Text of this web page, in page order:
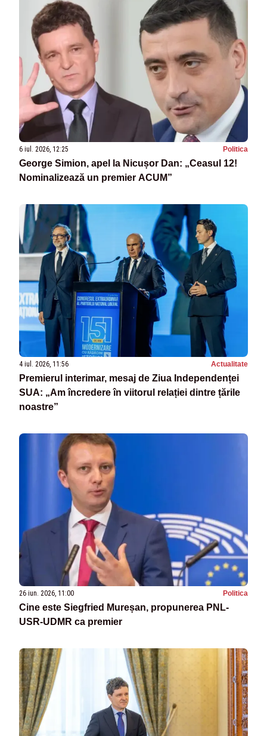
6 iul. 2026, 12:25 Politica
George Simion, apel la Nicușor Dan: „Ceasul 12!
Nominalizează un premier ACUM”
4 iul. 2026, 11:56 Actualitate
Premierul interimar, mesaj de Ziua Independenței
SUA: „Am încredere în viitorul relației dintre țările
noastre”
26 iun. 2026, 11:00 Politica
Cine este Siegfried Mureșan, propunerea PNL-
USR-UDMR ca premier